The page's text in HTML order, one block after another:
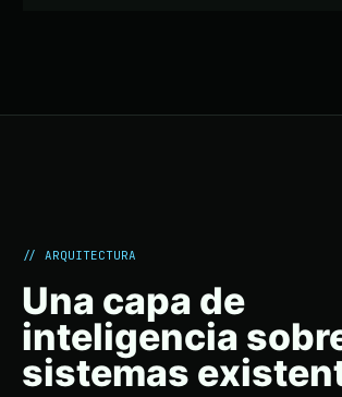
// ARQUITECTURA
Una capa de
inteligencia
sistemas